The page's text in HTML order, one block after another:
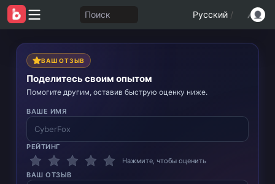
Поиск Русский /
ВАШ ОТЗЫВ
Поделитесь своим опытом
Помогите другим, оставив быструю оценку ниже.
ВАШЕ ИМЯ
РЕЙТИНГ
Нажмите, чтобы оценить
ВАШ ОТЗЫВ